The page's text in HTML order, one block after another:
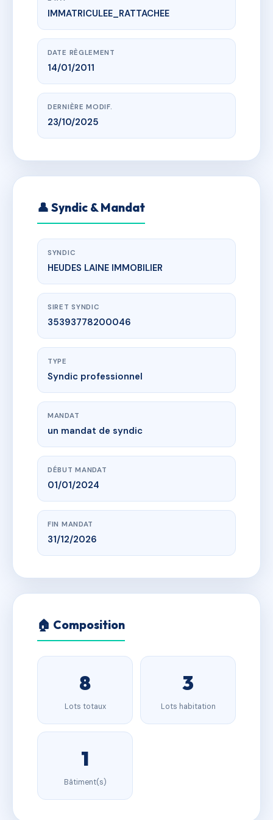
www.vme.plus/AC6760565
Immeuble CAPUCINS
1r des capucins, 50300
IMMATRICULEE_RATTACHEE
DATE RÈGLEMENT
14/01/2011
DERNIÈRE MODIF.
23/10/2025
👤 Syndic & Mandat
SYNDIC
HEUDES LAINE IMMOBILIER
SIRET SYNDIC
35393778200046
TYPE
Syndic professionnel
MANDAT
un mandat de syndic
DÉBUT MANDAT
01/01/2024
FIN MANDAT
31/12/2026
🏠 Composition
8
Lots totaux
3
Lots habitation
1
Bâtiment(s)